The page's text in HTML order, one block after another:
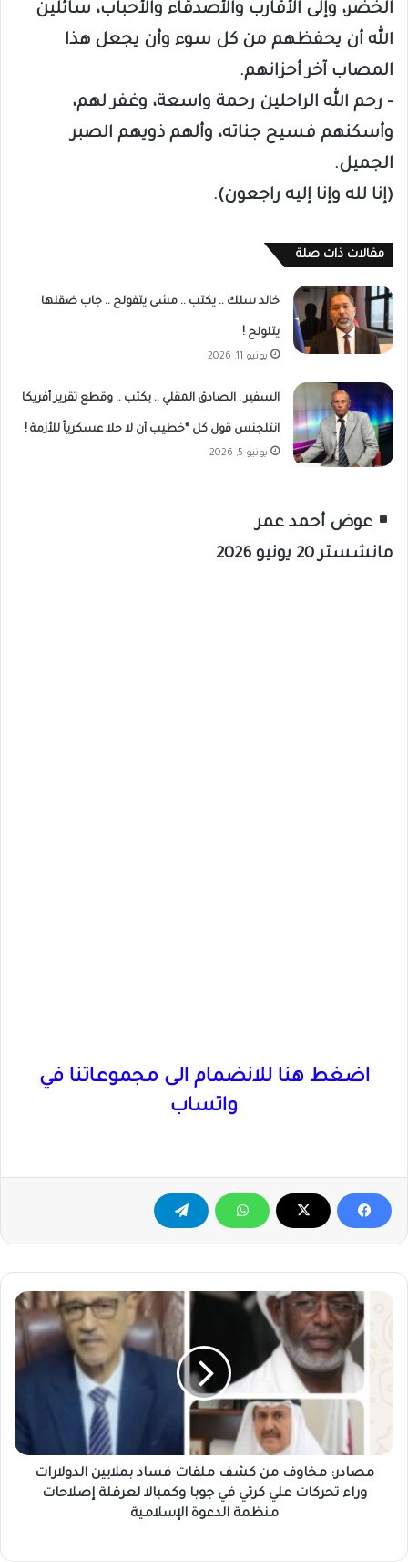
الخضر، وإلى الأقارب والأصدقاء والأحباب، سائلين
الله أن يحفظهم من كل سوء وأن يجعل هذا
المصاب آخر أحزانهم.
– رحم الله الراحلين رحمة واسعة، وغفر لهم،
وأسكنهم فسيح جناته، وألهم ذويهم الصبر
الجميل.
(إنا لله وإنا إليه راجعون).
مقالات ذات صلة
خالد سلك .. يكتب .. مشى يتفولح .. جاب ضقلها
يتلولح !
يونيو 11, 2026
السفير . الصادق المقلي .. يكتب .. وقطع تقرير أفريكا
انتلجنس قول كل *خطيب أن لا حلا عسكرياً للأزمة !
يونيو 5, 2026
عوض أحمد عمر
مانشستر 20 يونيو 2026
اضغط هنا للانضمام الى مجموعاتنا في
واتساب
مصادر:
مخاوف
الدولارات
وراء
تحركاتمصادر: مخاوف من كشف ملفات فساد بملايين الدولارات
وراء تحركات علي كرتي في جوبا وكمبالا لعرقلة إصلاحات
منظمة الدعوة الإسلامية